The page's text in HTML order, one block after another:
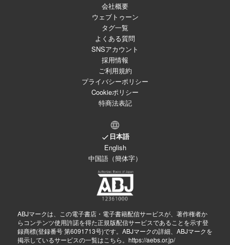
会社概要
ウェブトゥーン
タグ一覧
よくある質問
SNSアカウント
採用情報
ご利用規約
プライバシーポリシー
Cookieポリシー
特商法表記
日本語
English
中国語（簡体字）
ABJマークは、この電子書店・電子書籍配信サービスが、著作権者か
らコンテンツ使用許諾を得た正規版配信サービスであることを示す登
録商標(登録番号 第6091713号)です。ABJマークの詳細、ABJマークを
掲示しているサービスの一覧はこちら。 https://aebs.or.jp/